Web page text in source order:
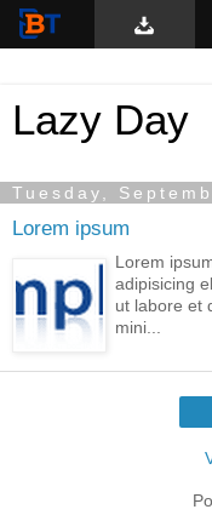
BTemplates